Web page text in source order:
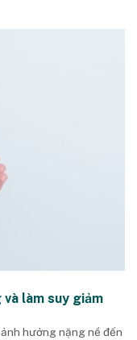
và làm suy giảm
hưởng nặng nề đến